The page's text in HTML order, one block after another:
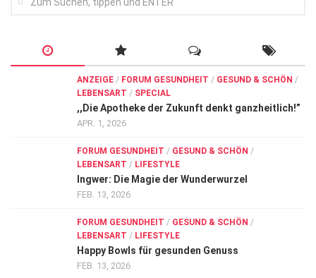
ANZEIGE / FORUM GESUNDHEIT / GESUND & SCHÖN /
LEBENSART / SPECIAL
,,Die Apotheke der Zukunft denkt ganzheitlich!”
APR. 1, 2026
FORUM GESUNDHEIT / GESUND & SCHÖN /
LEBENSART / LIFESTYLE
Ingwer: Die Magie der Wunderwurzel
FEB. 13, 2026
FORUM GESUNDHEIT / GESUND & SCHÖN /
LEBENSART / LIFESTYLE
Happy Bowls für gesunden Genuss
FEB. 13, 2026